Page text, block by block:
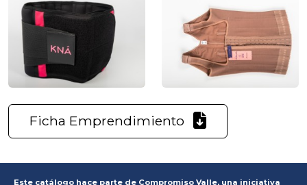
Ficha Emprendimiento
Este catálogo hace parte de Compromiso Valle, una iniciativa